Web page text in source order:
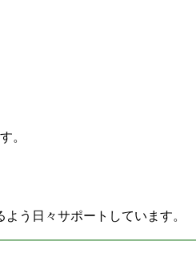
。
う日々サポートしています。